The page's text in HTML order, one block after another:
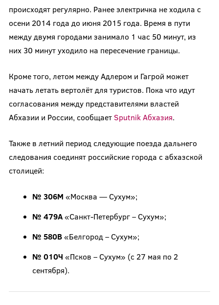
происходят регулярно. Ранее электричка не ходила с
осени 2014 года до июня 2015 года. Время в пути
между двумя городами занимало 1 час 50 минут, из
них 30 минут уходило на пересечение границы.
Кроме того, летом между Адлером и Гагрой может
начать летать вертолёт для туристов. Пока что идут
согласования между представителями властей
Абхазии и России, сообщает Sputnik Абхазия.
Также в летний период следующие поезда дальнего
следования соединят российские города с абхазской
столицей:
№ 306М «Москва — Сухум»;
№ 479А«Санкт-Петербург – Сухум»;
№ 580B«Белгород – Сухум»;
№ 010Ч «Псков – Сухум» (с 27 мая по 2
сентября).